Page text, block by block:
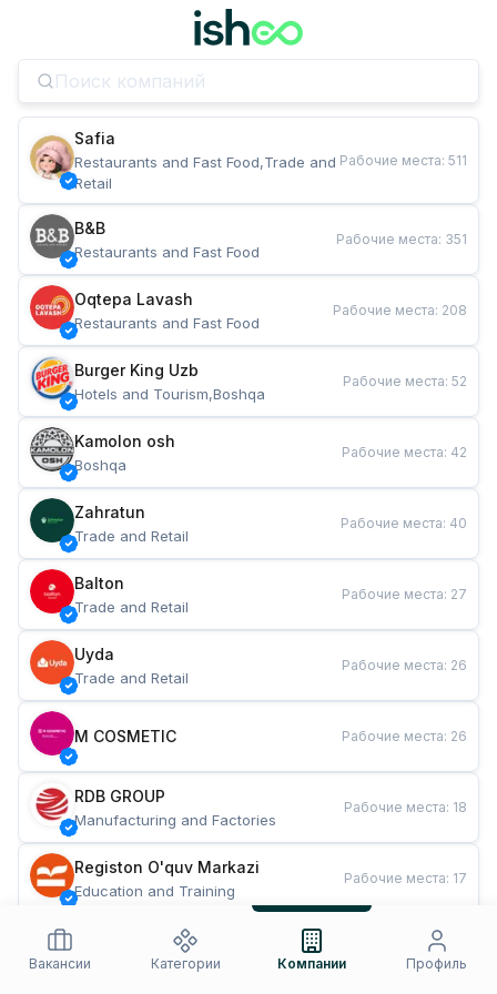
Safia
Restaurants and Fast Food,Trade and
Retail
Рабочие места: 511
B&B
Restaurants and Fast Food
Рабочие места: 351
Oqtepa Lavash
Restaurants and Fast Food
Рабочие места: 208
Burger King Uzb
Hotels and Tourism,Boshqa
Рабочие места: 52
Kamolon osh
Boshqa
Рабочие места: 42
Zahratun
Trade and Retail
Рабочие места: 40
Balton
Trade and Retail
Рабочие места: 27
Uyda
Trade and Retail
Рабочие места: 26
M COSMETIC Рабочие места: 26
RDB GROUP
Manufacturing and Factories
Рабочие места: 18
Registon O'quv Markazi
Education and Training
Рабочие места: 17
Restaurants and Fast Food
Рабочие места
Вакансии
Категории Компании Профиль